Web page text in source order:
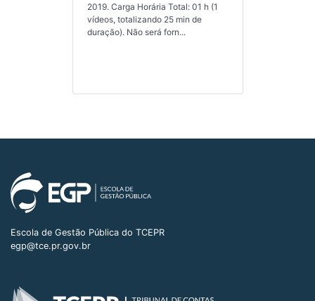
2019. Carga Horária Total: 01 h (1
vídeos, totalizando 25 min de
duração). Não será forn...
Escola de Gestão Pública do TCEPR
egp@tce.pr.gov.br